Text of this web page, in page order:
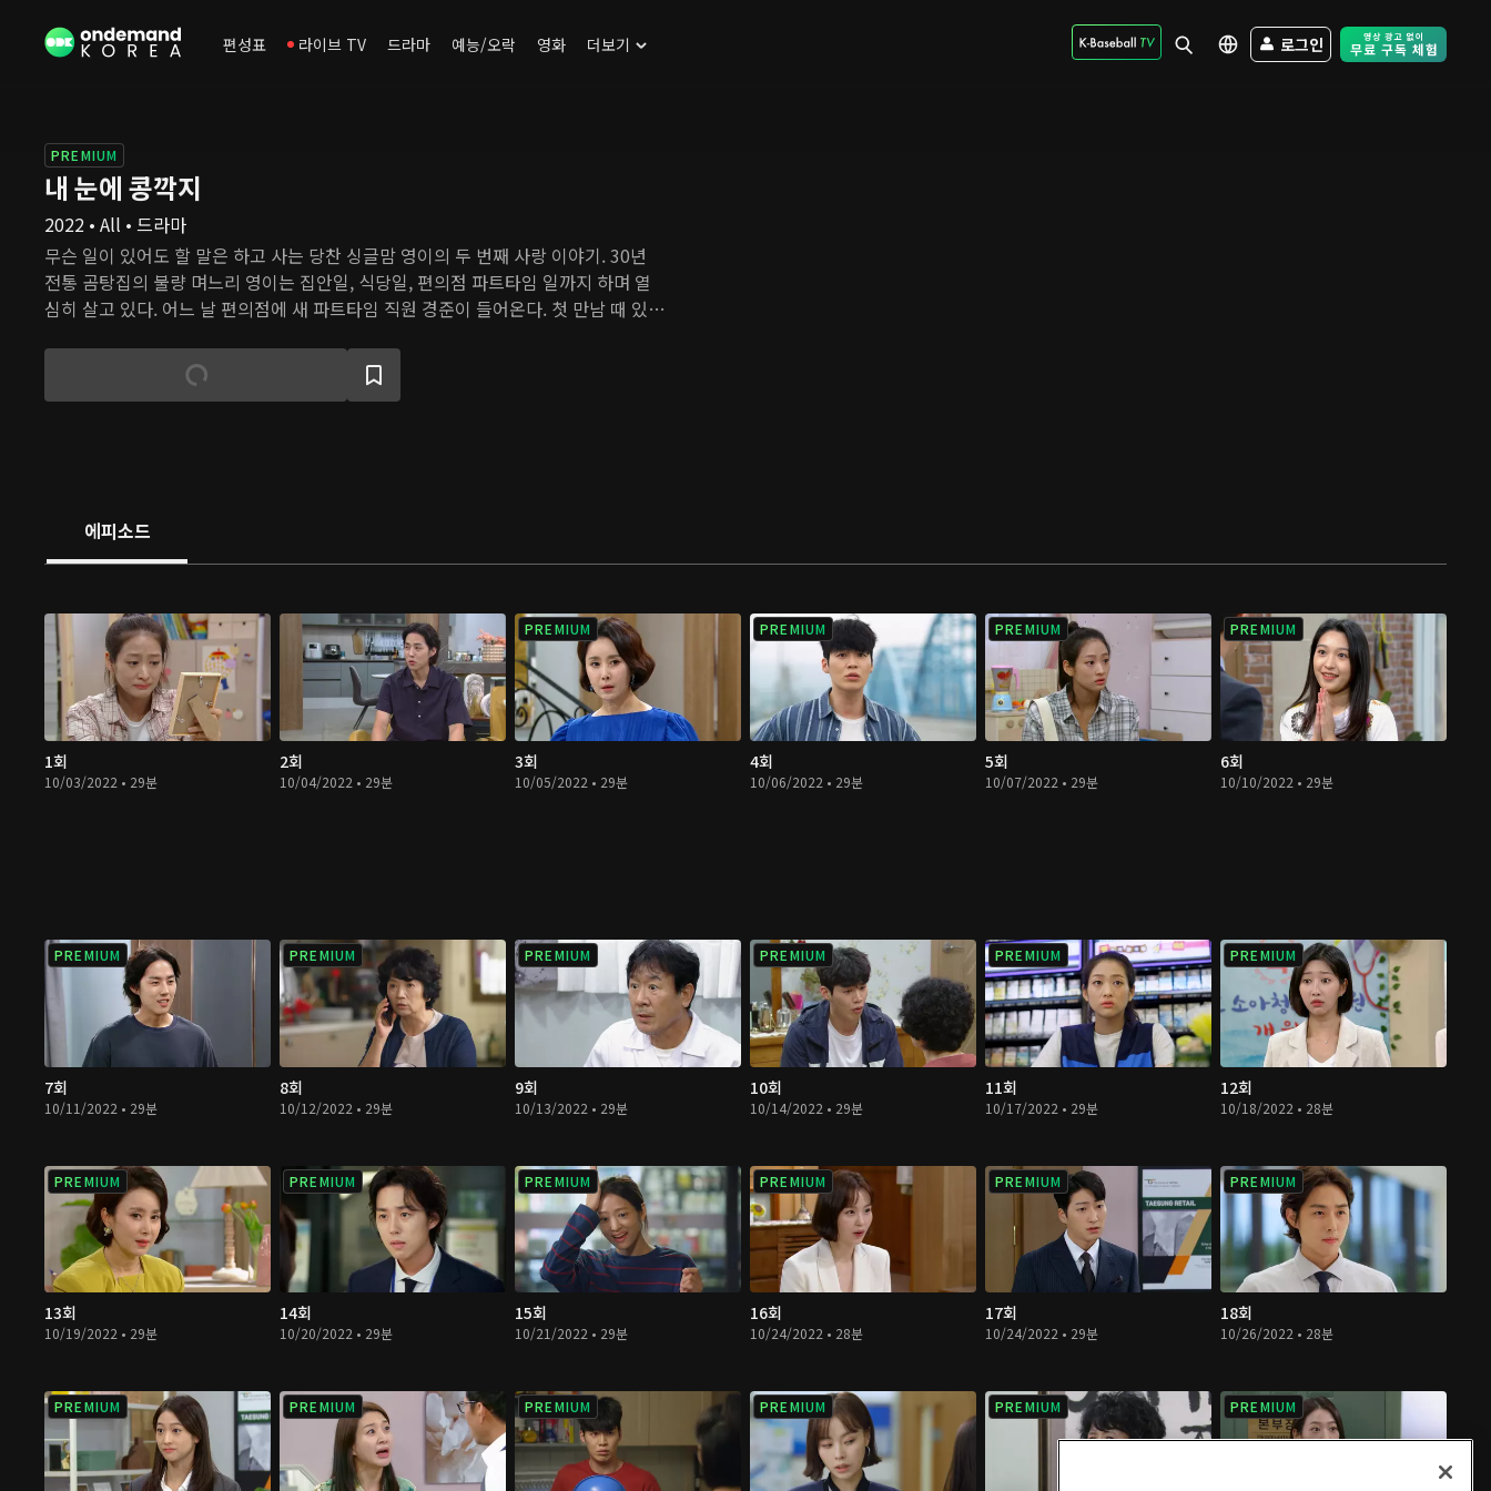
편성표 라이브 TV 드라마 예능/오락 영화 더보기 로그인 Free Trial -
PREMIUM
내 눈에 콩깍지
2022 • All • 드라마
무슨 일이 있어도 할 말은 하고 사는 당찬 싱글맘 영이의 두 번째 사랑 이야기. 30년
전통 곰탕집의 불량 며느리 영이는 집안일, 식당일, 편의점 파트타임 일까지 하며 열
심히 살고 있다. 어느 날 편의점에 새 파트타임 직원 경준이 들어온다. 첫 만남 때 있었
마음을 둘러싼 벽을 허물기 시작한다.
에피소드
1회
10/03/2022 • 29분
2회
10/04/2022 • 29분
PREMIUM
3회
10/05/2022 • 29분
PREMIUM
4회
10/06/2022 • 29분
PREMIUM
5회
10/07/2022 • 29분
PREMIUM
6회
10/10/2022 • 29분
PREMIUM
7회
10/11/2022 • 29분
PREMIUM
8회
10/12/2022 • 29분
PREMIUM
9회
10/13/2022 • 29분
PREMIUM
10회
10/14/2022 • 29분
PREMIUM
11회
10/17/2022 • 29분
PREMIUM
12회
10/18/2022 • 28분
PREMIUM
13회
10/19/2022 • 29분
PREMIUM
14회
10/20/2022 • 29분
PREMIUM
15회
10/21/2022 • 29분
PREMIUM
16회
10/24/2022 • 28분
PREMIUM
17회
10/24/2022 • 29분
PREMIUM
18회
10/26/2022 • 28분
PREMIUM PREMIUM PREMIUM PREMIUM PREMIUM PREMIUM